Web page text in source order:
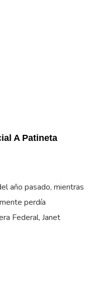
A Patineta
año pasado, mientras
perdía
Federal, Janet